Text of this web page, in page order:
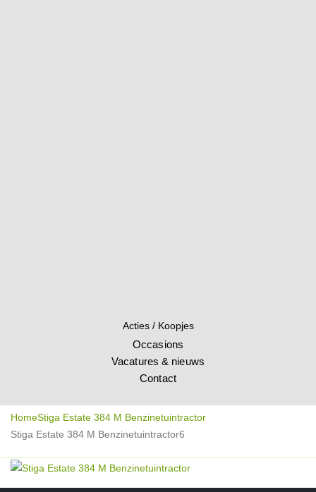
Acties / Koopjes
Occasions
Vacatures & nieuws
Contact
HomeStiga Estate 384 M Benzinetuintractor
Stiga Estate 384 M Benzinetuintractor6